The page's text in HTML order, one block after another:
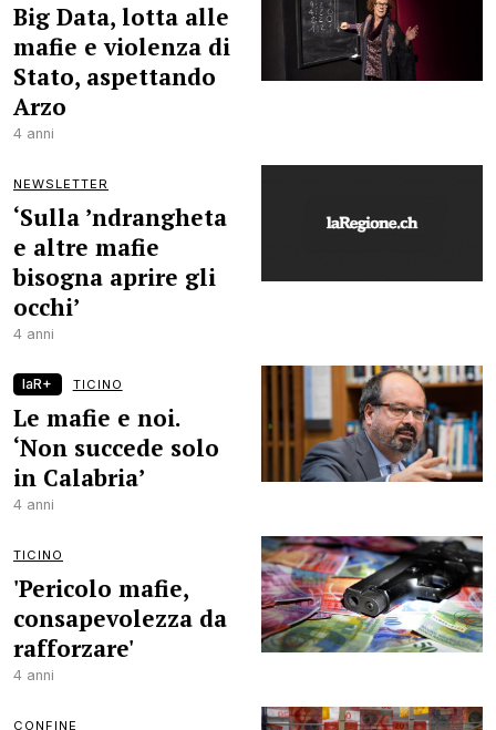
Big Data, lotta alle
mafie e violenza di
Stato, aspettando
Arzo
4 anni
NEWSLETTER
‘Sulla ’ndrangheta
e altre mafie
bisogna aprire gli
occhi’
4 anni
laR+ TICINO
Le mafie e noi.
‘Non succede solo
in Calabria’
4 anni
TICINO
'Pericolo mafie,
consapevolezza da
rafforzare'
4 anni
CONFINE